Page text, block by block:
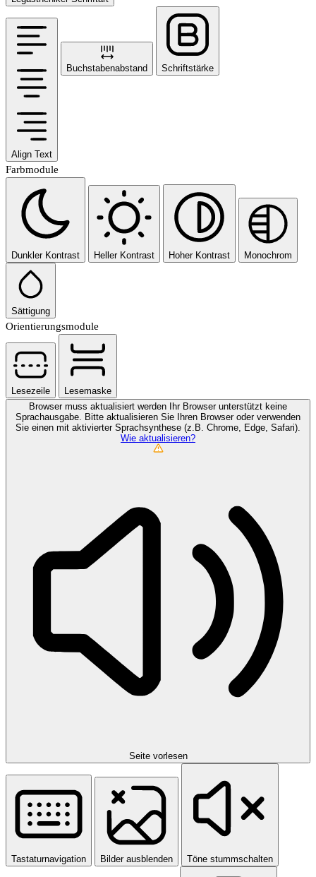
Align Text
Buchstabenabstand Schriftstärke
Farbmodule
Dunkler Kontrast Heller Kontrast Hoher Kontrast Monochrom
Sättigung
Orientierungsmodule
Lesezeile
Lesemaske
Browser muss aktualisiert werden
Ihr Browser unterstützt keine
Sprachausgabe. Bitte aktualisieren Sie Ihren Browser oder verwenden
Sie einen mit aktivierter Sprachsynthese (z.B. Chrome, Edge, Safari).
Wie aktualisieren?
Seite vorlesen
Tastaturnavigation Bilder ausblenden Töne stummschalten